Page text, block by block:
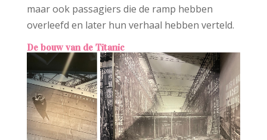
maar ook passagiers die de ramp hebben
overleefd en later hun verhaal hebben verteld.
De bouw van de Titanic